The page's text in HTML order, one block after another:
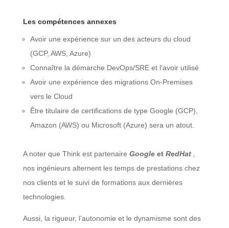
Les compétences annexes
Avoir une expérience sur un des acteurs du cloud
(GCP, AWS, Azure)
Connaître la démarche DevOps/SRE et l’avoir utilisé
Avoir une expérience des migrations On-Premises
vers le Cloud
Être titulaire de certifications de type Google (GCP),
Amazon (AWS) ou Microsoft (Azure) sera un atout.
A noter que Think est partenaire Google et RedHat,
nos ingénieurs alternent les temps de prestations chez
nos clients et le suivi de formations aux dernières
technologies.
Aussi, la rigueur, l’autonomie et le dynamisme sont des